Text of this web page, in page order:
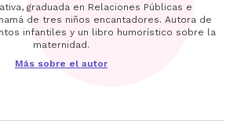
graduada en Relaciones Públicas e
de tres niños encantadores. Autora de
infantiles y un libro humorístico sobre la
maternidad.
Más sobre el autor